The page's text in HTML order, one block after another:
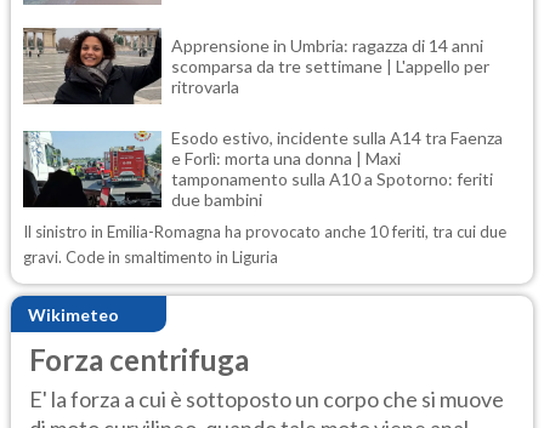
Apprensione in Umbria: ragazza di 14 anni
scomparsa da tre settimane | L'appello per
ritrovarla
Esodo estivo, incidente sulla A14 tra Faenza
e Forlì: morta una donna | Maxi
tamponamento sulla A10 a Spotorno: feriti
due bambini
Il sinistro in Emilia-Romagna ha provocato anche 10 feriti, tra cui due
gravi. Code in smaltimento in Liguria
Wikimeteo
Forza centrifuga
E' la forza a cui è sottoposto un corpo che si muove